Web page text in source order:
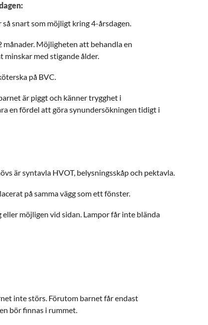
snart som möjligt kring 4-årsdagen.
månader. Möjligheten att behandla en
med stigande ålder.
på BVC.
är piggt och känner trygghet i
en fördel att göra synundersökningen tidigt i
är syntavla HVOT, belysningsskåp och pektavla.
på samma vägg som ett fönster.
möjligen vid sidan. Lampor får inte blända
inte störs. Förutom barnet får endast
bör finnas i rummet.